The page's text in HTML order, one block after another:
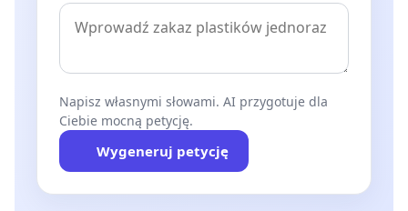
Napisz własnymi słowami. AI przygotuje dla
Ciebie mocną petycję.
Wygeneruj petycję